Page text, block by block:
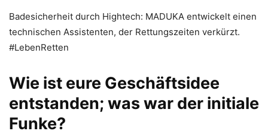
Badesicherheit durch Hightech: MADUKA entwickelt einen
technischen Assistenten, der Rettungszeiten verkürzt.
#LebenRetten
Wie ist eure Geschäftsidee
entstanden; was war der initiale
Funke?